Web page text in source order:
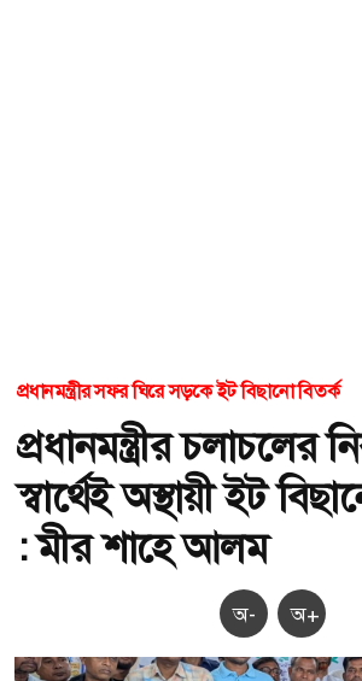
প্রধানমন্ত্রীর সফর ঘিরে সড়কে ইট বিছানো বিতর্ক
প্রধানমন্ত্রীর চলাচলের
স্বার্থেই অস্থায়ী ইট
: মীর শাহে আলম
অ- অ+